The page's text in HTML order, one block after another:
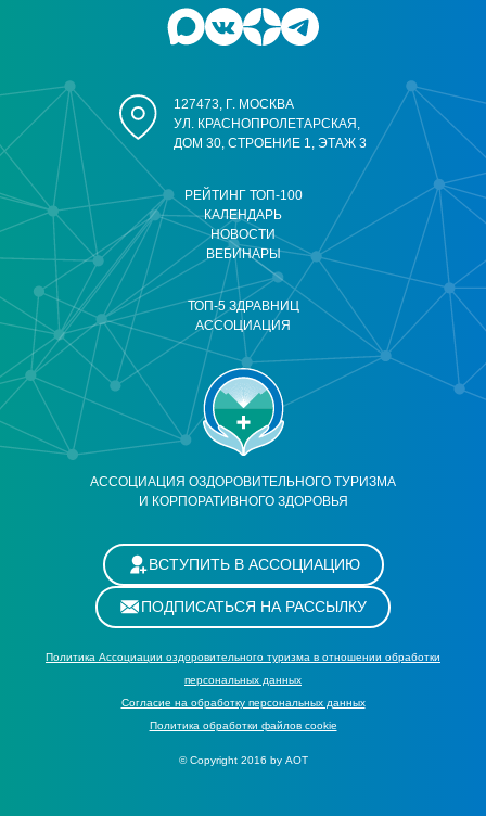
АССОЦИАЦИЯ ОЗДОРОВИТЕЛЬНОГО ТУРИЗМА
И КОРПОРАТИВНОГО ЗДОРОВЬЯ
РЕЙТИНГ ТОП-100
КАЛЕНДАРЬ
НОВОСТИ
ВЕБИНАРЫ
ТОП-5 ЗДРАВНИЦ
АССОЦИАЦИЯ
127473, Г. МОСКВА
УЛ. КРАСНОПРОЛЕТАРСКАЯ,
ДОМ 30, СТРОЕНИЕ 1, ЭТАЖ 3
ВСТУПИТЬ В АССОЦИАЦИЮ
ПОДПИСАТЬСЯ НА РАССЫЛКУ
Политика Ассоциации оздоровительного туризма в отношении обработки
персональных данных
Cогласие на обработку персональных данных
Политика обработки файлов cookie
© Copyright 2016 by АОТ